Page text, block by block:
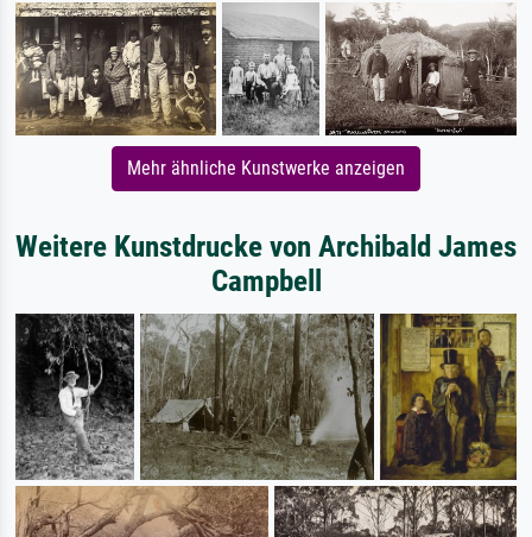
Mehr ähnliche Kunstwerke anzeigen
Weitere Kunstdrucke von Archibald James
Campbell